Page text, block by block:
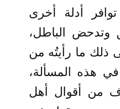
توافر أدلة أخرى
وتدحض الباطل،
ذلك ما رأيتُه من
هذه المسألة،
من أقوال أهل